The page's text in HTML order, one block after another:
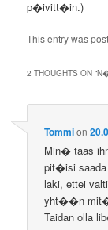
p�ivitt�in.)
This entry was
2 THOUGHTS ON “
Tommion
Min� taas
pit�isi
laki, ettei
yht��n
Taidan olla